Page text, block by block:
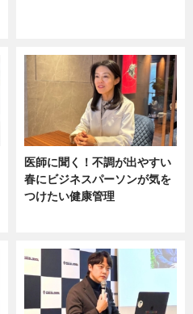
医師に聞く！不調が出やすい
春にビジネスパーソンが気を
つけたい健康管理